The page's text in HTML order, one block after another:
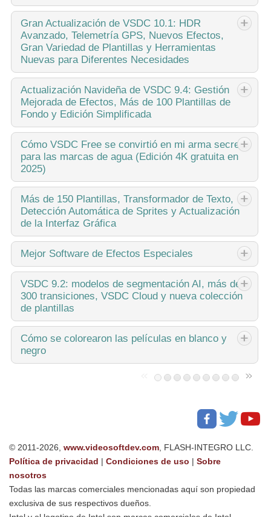
equipo de VSDC presenta...
publicado por Amy Shao 19/11/25 Conoce la tan esperada
actualización VSDC 10.2: una nueva versión repleta de
increíbles funciones y mejoras significativas diseñadas
para empoderar a todos ustedes,...
Gran Actualización de VSDC 10.1: HDR
Avanzado, Telemetría GPS, Nuevos Efectos,
Gran Variedad de Plantillas y Herramientas
Nuevas para Diferentes Necesidades
published Amy Shao 6/10/25 ¡La espera por algo nuevo e
inusual finalmente ha terminado! ¡La actualización está
aquí y no es solo otra versión: es ¡VSDC 10.1!Actualización
de VSDC 10.1: HDR avanzado,...
Actualización Navideña de VSDC 9.4: Gestión
Mejorada de Efectos, Más de 100 Plantillas de
Fondo y Edición Simplificada
Esta temporada navideña marca nuevos comienzos con la
última actualización de VSDC Video Editor. ¡Hemos
escuchado tus comentarios y decidido enfocarnos en
mejorar las herramientas que más te gustan,...
Cómo VSDC Free se convirtió en mi arma secreta
para las marcas de agua (Edición 4K gratuita en
2025)
Hola, soy Mattea Wharton, videógrafa de viajes de Seattle.
Durante tres años luché con editores de video que
colocaban feas marcas de agua en mis videos hasta que
encontré VSDC. Este editor gratuito...
Más de 150 Plantillas, Transformador de Texto,
Detección Automática de Sprites y Actualización
de la Interfaz Gráfica
El cambio se trata de mejorar, y este proceso no sería
posible sin vuestra aportación. Después de revisar
cuidadosamente vuestros comentarios, hemos abordado
varios problemas clave e introducido actualizaciones...
Mejor Software de Efectos Especiales
Introducción En 2024, la gama de opciones para crear
efectos visuales es increíblemente diversa y se vuelve
cada vez más desafiante identificar las mejores opciones.
Aquí puedes encontrar una guía...
VSDC 9.2: modelos de segmentación AI, más de
300 transiciones, VSDC Cloud y nueva colección
de plantillas
VSDC 9.2 ya está aquí y ofrece funciones revolucionarias
como la nueva herramienta de segmentación basada en IA
que permite eliminar objetos con precisión, corrección de
Cómo se colorearon las películas en blanco y
negro
¿Eres fan de las películas clásicas en blanco y negro?
© 2011-2026, www.videosoftdev.com , FLASH-INTEGRO LLC.
Política de privacidad | Condiciones de uso | Sobre
nosotros
Todas las marcas comerciales mencionadas aquí son propiedad
exclusiva de sus respectivos dueños.